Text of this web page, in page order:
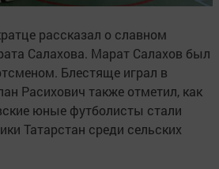
рассказал о славном
Салахова. Марат Салахов был
Блестяще играл в
Расихович также отметил, как
юные футболисты стали
Татарстан среди сельских